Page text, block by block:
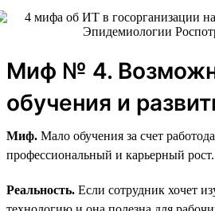
Миф № 4.
обучения и
Миф. Мало обучения за счет
профессиональный и карьерный рост.
Реальность. Если сотрудник хочет